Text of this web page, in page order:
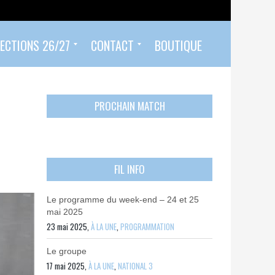
26/27 CONTACT BOUTIQUE
PROCHAIN MATCH
FIL INFO
Le programme du week-end – 24 et 25
mai 2025
23 mai 2025,À LA UNE,PROGRAMMATION
Le groupe
17 mai 2025,À LA UNE,NATIONAL 3